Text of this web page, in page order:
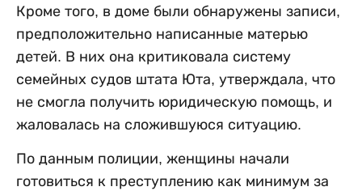
Кроме того, в доме были обнаружены записи,
предположительно написанные матерью
детей. В них она критиковала систему
семейных судов штата Юта, утверждала, что
не смогла получить юридическую помощь, и
жаловалась на сложившуюся ситуацию.
По данным полиции, женщины начали
готовиться к преступлению как минимум за